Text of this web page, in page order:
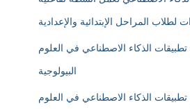
لطلاب المراحل الإبتدائية والإعدادية
الذكاء الاصطناعي في العلوم
الذكاء الاصطناعي في العلوم